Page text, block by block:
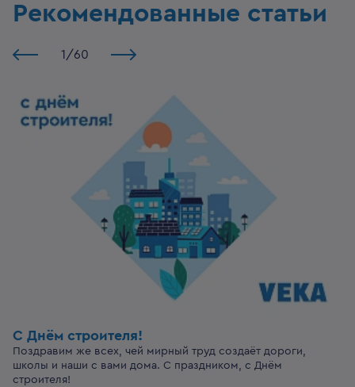
Рекомендованные статьи
1 /60
С Днём строителя!
Поздравим же всех, чей мирный труд создаёт дороги,
школы и наши с вами дома. С праздником, с Днём
строителя!